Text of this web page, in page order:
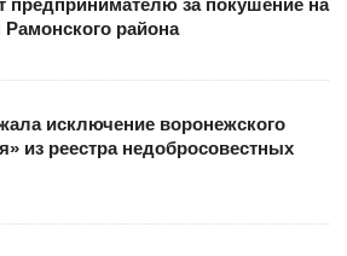
предпринимателю за покушение на
района
исключение воронежского
из реестра недобросовестных